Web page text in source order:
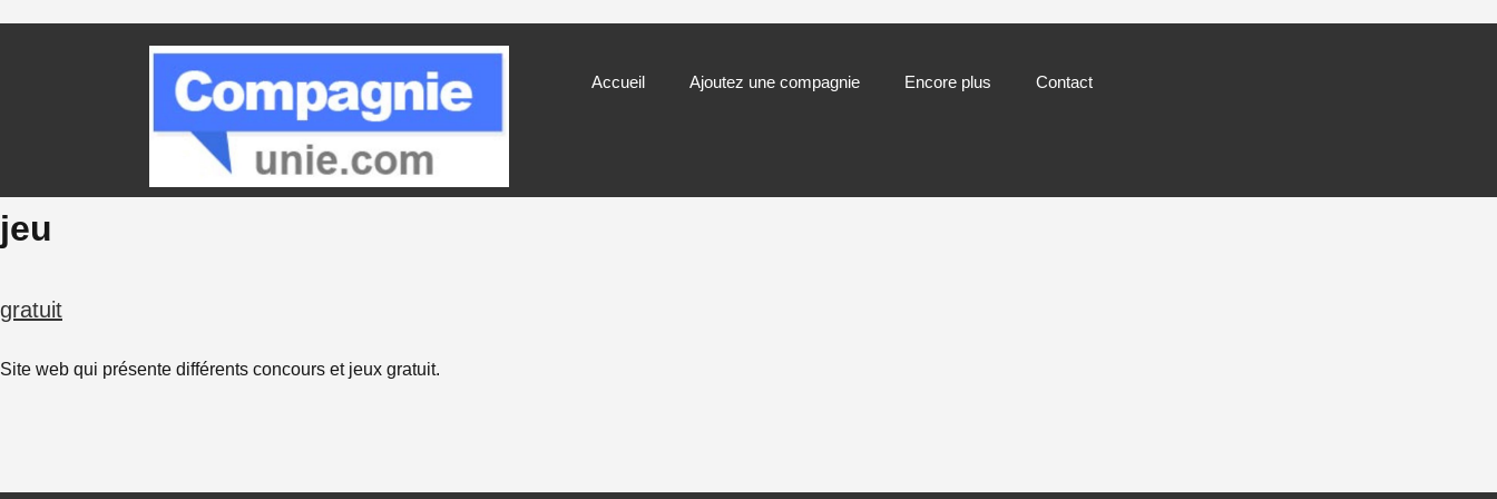
Accueil Ajoutez une compagnie Encore plus Contact
jeu
gratuit
Site web qui présente différents concours et jeux gratuit.